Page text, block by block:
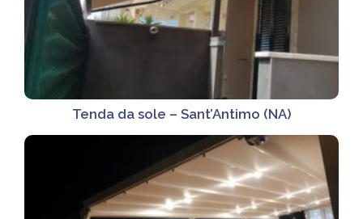
Tenda da sole – Sant’Antimo (NA)